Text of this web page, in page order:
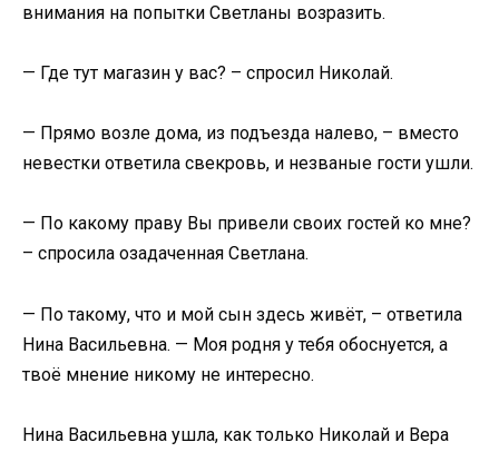
внимания на попытки Светланы возразить.
— Где тут магазин у вас? – спросил Николай.
— Прямо возле дома, из подъезда налево, – вместо
невестки ответила свекровь, и незваные гости ушли.
— По какому праву Вы привели своих гостей ко мне?
– спросила озадаченная Светлана.
— По такому, что и мой сын здесь живёт, – ответила
Нина Васильевна. — Моя родня у тебя обоснуется, а
твоё мнение никому не интересно.
Нина Васильевна ушла, как только Николай и Вера